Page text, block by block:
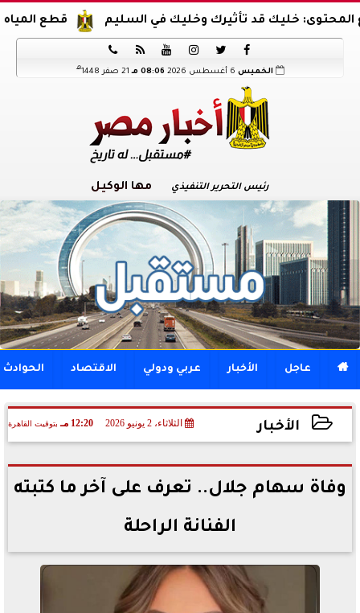
قطع المياه عن 8 مناطق بحلوان السبت المقبل لمدة 3 ساعات قد تأثيرك وخليك في السليم






الخميس 08:06 مـ 21 صفر 1448 هـ
رئيس التحرير التنفيذي مها الوكيل
 عاجل الأخبار عربي ودولي الاقتصاد الحوادث
الأخبار الثلاثاء، 2 يونيو 2026 12:20 مـ بتوقيت القاهرة
2026-06-02 12:20:57
وفاة سهام جلال.. تعرف على آخر ما كتبته
الفنانة الراحلة